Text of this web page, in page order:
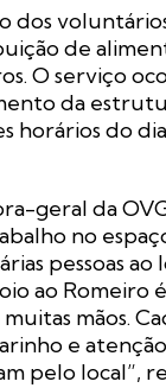
dos
de
O serviço
da
horários do
geral da
no
pessoas ao
ao Romeiro
mãos.
e
pelo local”,